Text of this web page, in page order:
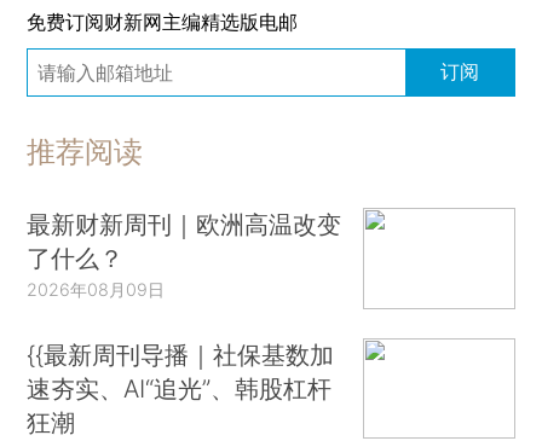
免费订阅财新网主编精选版电邮
订阅
推荐阅读
最新财新周刊｜欧洲高温改变
了什么？
2026年08月09日
{{最新周刊导播｜社保基数加
速夯实、AI“追光”、韩股杠杆
狂潮